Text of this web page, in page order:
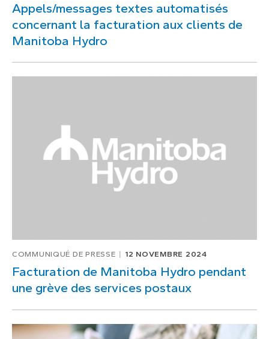
Appels/messages textes automatisés
concernant la facturation aux clients de
Manitoba Hydro
COMMUNIQUÉ DE PRESSE 12 NOVEMBRE 2024
Facturation de Manitoba Hydro pendant
une grève des services postaux